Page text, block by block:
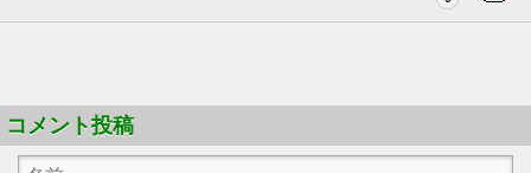
コメント投稿